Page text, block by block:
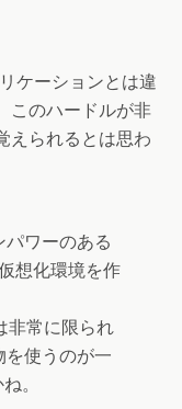
ケーションとは違
このハードルが非
えられるとは思わ
ワーのある
想化環境を作
非常に限られ
使うのが一
。